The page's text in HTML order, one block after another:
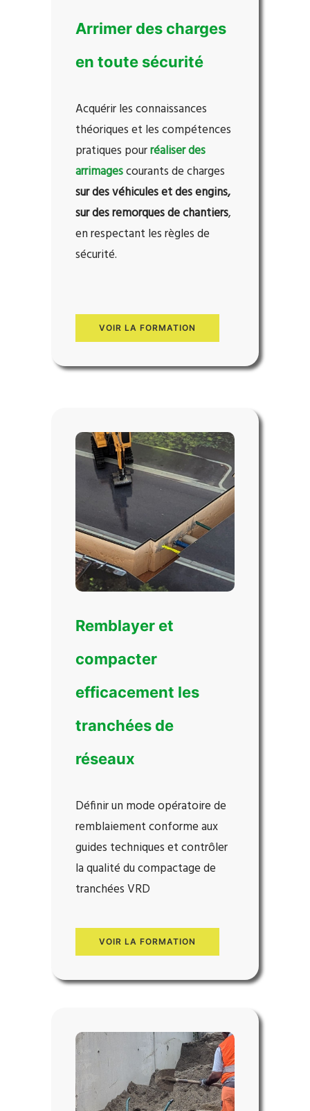
Arrimer des charges
en toute sécurité
Acquérir les connaissances
théoriques et les compétences
pratiques pourréaliser des
arrimagescourants de charges
sur des véhicules et des engins,
sur des remorques de chantiers,
en respectant les règles de
sécurité.
VOIR LA FORMATION
Remblayer et
compacter
efficacement les
tranchées de
réseaux
Définir un mode opératoire de
remblaiement conforme aux
guides techniques et contrôler
la qualité du compactage de
tranchées VRD
VOIR LA FORMATION